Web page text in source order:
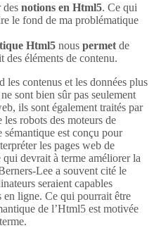
des notions en Html5. Ce qui
le fond de ma problématique
Html5 nous permet de
des éléments de contenu.
les contenus et les données plus
sont bien sûr pas seulement
ils sont également traités par
les robots des moteurs de
est conçu pour
les pages web de
devrait à terme améliorer la
Lee a souvent cité le
seraient capables
en ligne. Ce qui pourrait être
de l’Html5 est motivée